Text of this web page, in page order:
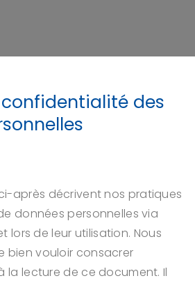
des
après décrivent nos pratiques
données personnelles via
lors de leur utilisation. Nous
bien vouloir consacrer
la lecture de ce document. Il